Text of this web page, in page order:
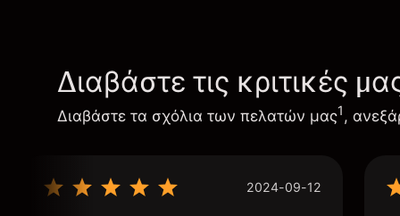
Διαβάστε τις κριτικές
Διαβάστε τα σχόλια των πελατών μας1,
2024-09-12